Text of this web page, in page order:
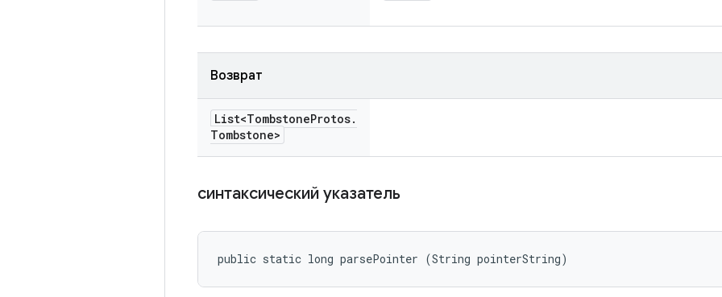
Возврат
List<TombstoneProtos.
Tombstone>
синтаксический указатель
public static long parsePointer (String pointerString)